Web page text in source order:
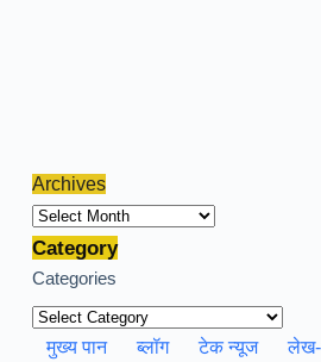
Archives
Archives
Category
Categories
मुख्य पान ब्लॉग टेक न्यूज